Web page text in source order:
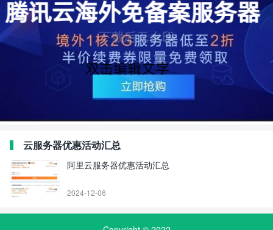
云服务器优惠活动汇总
阿里云服务器优惠活动汇总
2024-12-06